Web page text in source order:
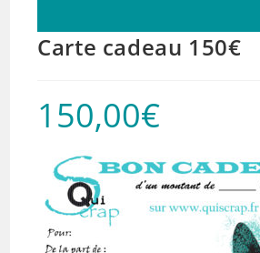
Carte cadeau 150€
150,00€